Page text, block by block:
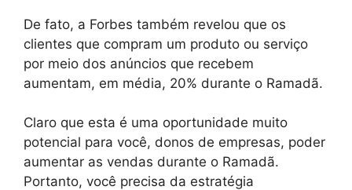
De fato, a Forbes também revelou que os
clientes que compram um produto ou serviço
por meio dos anúncios que recebem
aumentam, em média, 20% durante o Ramadã.
Claro que esta é uma oportunidade muito
potencial para você, donos de empresas, poder
aumentar as vendas durante o Ramadã.
Portanto, você precisa da estratégia